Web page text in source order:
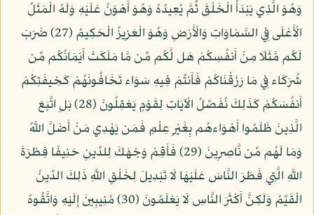
وَهُوَ الَّذِي يَبْدَأُ الْخَلْقَ ثُمَّ يُعِيدُهُ وَهُوَ أَهْوَنُ عَلَيْهِ وَلَهُ الْمَثَلُ
الْأَعْلَى فِي السَّمَاوَاتِ وَالْأَرْضِ وَهُوَ الْعَزِيزُ الْحَكِيمُ (27) ضَرَبَ
لَكُم مَّثَلًا مِنْ أَنفُسِكُمْ هَل لَّكُم مِّن مَّا مَلَكَتْ أَيْمَانُكُم مِّن
شُرَكَاء فِي مَا رَزَقْنَاكُمْ فَأَنتُمْ فِيهِ سَوَاء تَخَافُونَهُمْ كَخِيفَتِكُمْ
أَنفُسَكُمْ كَذَلِكَ نُفَصِّلُ الْآيَاتِ لِقَوْمٍ يَعْقِلُونَ (28) بَلِ اتَّبَعَ
الَّذِينَ ظَلَمُوا أَهْوَاءهُم بِغَيْرِ عِلْمٍ فَمَن يَهْدِي مَنْ أَضَلَّ اللَّهُ
وَمَا لَهُم مِّن نَّاصِرِينَ (29) فَأَقِمْ وَجْهَكَ لِلدِّينِ حَنِيفًا فِطْرَةَ
اللَّهِ الَّتِي فَطَرَ النَّاسَ عَلَيْهَا لَا تَبْدِيلَ لِخَلْقِ اللَّهِ ذَلِكَ الدِّينُ
الْقَيِّمُ وَلَكِنَّ أَكْثَرَ النَّاسِ لَا يَعْلَمُونَ (30) مُنِيبِينَ إِلَيْهِ وَاتَّقُوهُ